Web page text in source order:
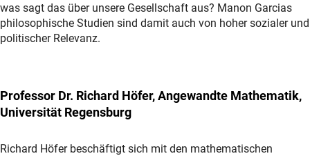
was sagt das über unsere Gesellschaft aus? Manon Garcias
philosophische Studien sind damit auch von hoher sozialer und
politischer Relevanz.
Professor Dr. Richard Höfer, Angewandte Mathematik,
Universität Regensburg
Richard Höfer beschäftigt sich mit den mathematischen